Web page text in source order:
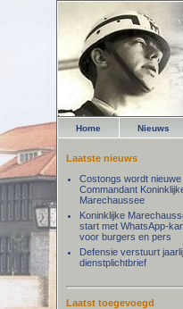
Home Nieuws
Laatste nieuws
Costongs wordt nieuwe
Commandant
Marechaussee
Koninklijke
start met WhatsApp-
voor burgers en pers
Defensie verstuurt
dienstplichtbrief
Laatst toegevoegd